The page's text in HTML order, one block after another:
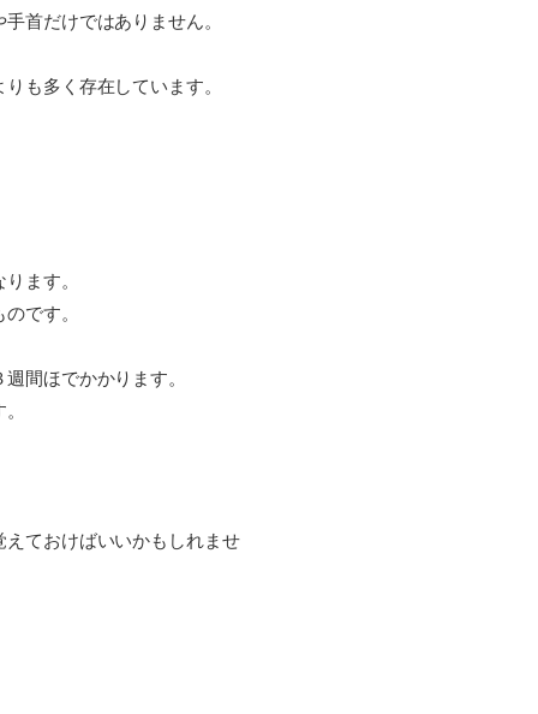
首だけではありません。
も多く存在しています。
ます。
です。
間ほでかかります。
ておけばいいかもしれませ